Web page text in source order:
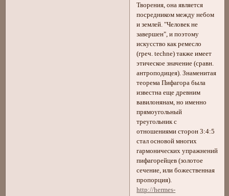
Творения, она является
посредником между небом
и землей. "Человек не
завершен", и поэтому
искусство как ремесло
(греч. techne) также имеет
этическое значение (сравн.
антроподицея). Знаменитая
теорема Пифагора была
известна еще древним
вавилонянам, но именно
прямоугольный
треугольник с
отношениями сторон 3:4:5
стал основой многих
гармонических упражнений
пифагорейцев (золотое
сечение, или божественная
пропорция).
http://hermes-